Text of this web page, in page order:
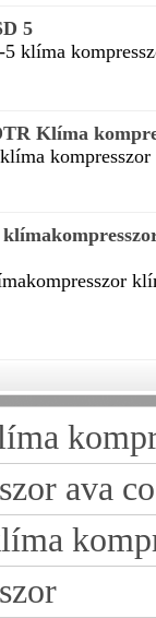
5
klíma
Klíma
kompresszor
ava